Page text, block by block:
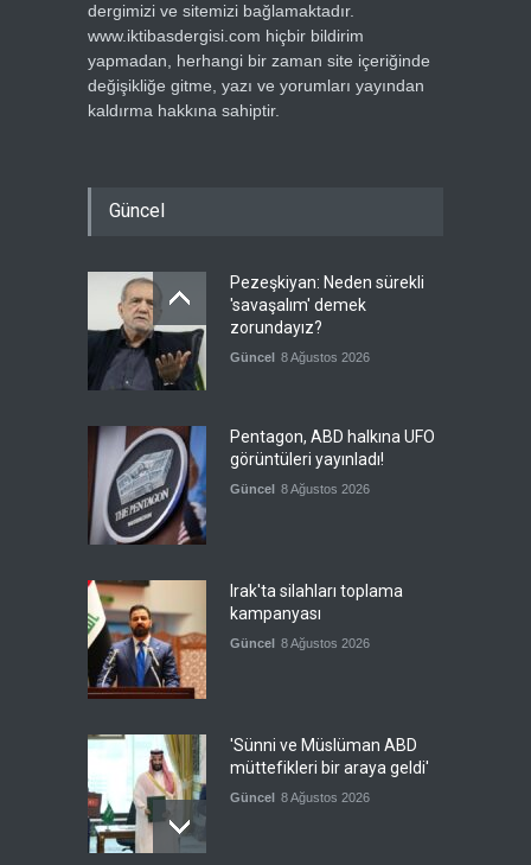
dergimizi ve sitemizi bağlamaktadır.
www.iktibasdergisi.com hiçbir bildirim
yapmadan, herhangi bir zaman site içeriğinde
değişikliğe gitme, yazı ve yorumları yayından
kaldırma hakkına sahiptir.
Güncel
Pezeşkiyan: Neden sürekli
'savaşalım' demek
zorundayız?
Güncel 8 Ağustos 2026
Pentagon, ABD halkına UFO
görüntüleri yayınladı!
Güncel 8 Ağustos 2026
Irak'ta silahları toplama
kampanyası
Güncel 8 Ağustos 2026
'Sünni ve Müslüman ABD
müttefikleri bir araya geldi'
Güncel 8 Ağustos 2026